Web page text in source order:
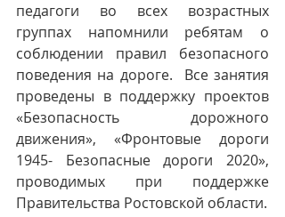
педагоги во всех возрастных
группах напомнили ребятам о
соблюдении правил безопасного
поведения на дороге.  Все занятия
проведены в поддержку проектов
«Безопасность дорожного
движения», «Фронтовые дороги
1945- Безопасные дороги 2020»,
проводимых при поддержке